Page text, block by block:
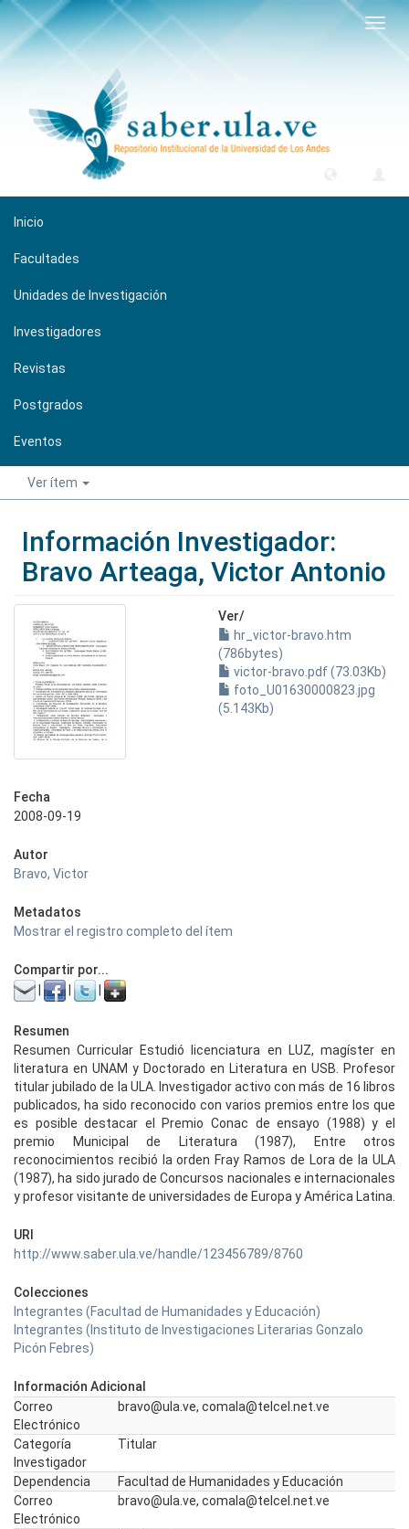
Inicio
Facultades
Unidades de Investigación
Investigadores
Revistas
Postgrados
Eventos
Ver ítem
Información Investigador:
Bravo Arteaga, Victor Antonio
Ver/
hr_victor-bravo.htm
(786bytes)
victor-bravo.pdf (73.03Kb)
foto_U01630000823.jpg
(5.143Kb)
Fecha
2008-09-19
Autor
Bravo, Victor
Metadatos
Mostrar el registro completo del ítem
Compartir por...
Resumen
Resumen Curricular Estudió licenciatura en LUZ, magíster en
literatura en UNAM y Doctorado en Literatura en USB. Profesor
titular jubilado de la ULA. Investigador activo con más de 16 libros
publicados, ha sido reconocido con varios premios entre los que
es posible destacar el Premio Conac de ensayo (1988) y el
premio Municipal de Literatura (1987), Entre otros
reconocimientos recibió la orden Fray Ramos de Lora de la ULA
(1987), ha sido jurado de Concursos nacionales e internacionales
y profesor visitante de universidades de Europa y América Latina.
URI
http://www.saber.ula.ve/handle/123456789/8760
Colecciones
Integrantes (Facultad de Humanidades y Educación)
Integrantes (Instituto de Investigaciones Literarias Gonzalo
Picón Febres)
Información Adicional
Correo
Electrónico
bravo@ula.ve, comala@telcel.net.ve
Categoría
Investigador
Titular
Dependencia
Facultad de Humanidades y Educación
Correo
Electrónico
bravo@ula.ve, comala@telcel.net.ve